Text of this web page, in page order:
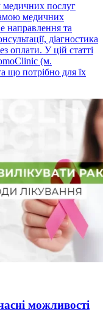
медичних послуг
медичних
направлення та
діагностика
оплати. У цій статті
(м.
потрібно для їх
можливості